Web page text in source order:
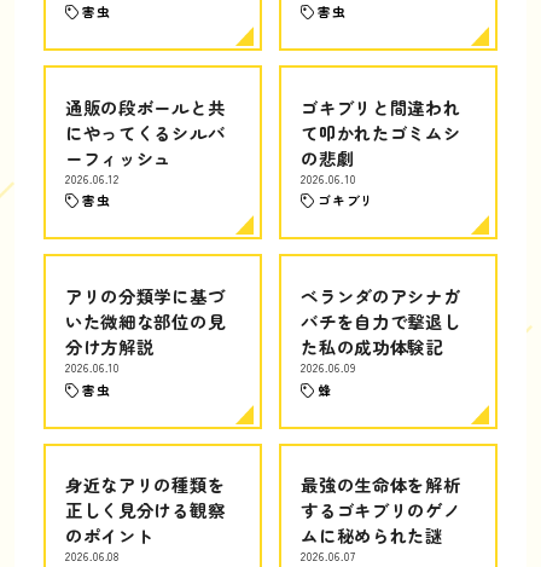
害虫 害虫
通販の段ボールと共
にやってくるシルバ
ーフィッシュ
2026.06.12
害虫
ゴキブリと間違われ
て叩かれたゴミムシ
の悲劇
2026.06.10
ゴキブリ
アリの分類学に基づ
いた微細な部位の見
分け方解説
2026.06.10
害虫
ベランダのアシナガ
バチを自力で撃退し
た私の成功体験記
2026.06.09
蜂
身近なアリの種類を
正しく見分ける観察
のポイント
2026.06.08
最強の生命体を解析
するゴキブリのゲノ
ムに秘められた謎
2026.06.07